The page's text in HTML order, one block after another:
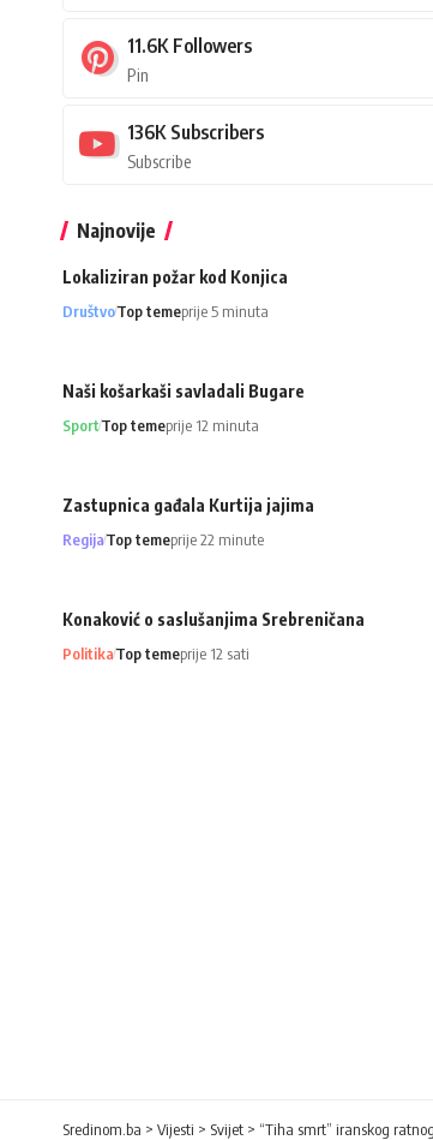
11.6K Followers
Pin
136K Subscribers
Subscribe
Najnovije
Lokaliziran požar kod Konjica
DruštvoTop temeprije 5 minuta
Naši košarkaši savladali Bugare
SportTop temeprije 12 minuta
Zastupnica gađala Kurtija jajima
RegijaTop temeprije 22 minute
Konaković o saslušanjima Srebreničana
PolitikaTop temeprije 12 sati
Sredinom.ba > Vijesti > Svijet > “Tiha smrt” iranskog